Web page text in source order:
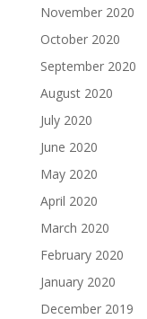
November 2020
October 2020
September 2020
August 2020
July 2020
June 2020
May 2020
April 2020
March 2020
February 2020
January 2020
December 2019